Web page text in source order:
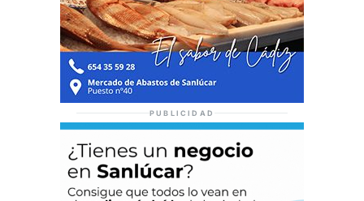
PUBLICIDAD